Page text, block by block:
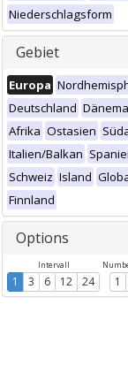
Niederschlagsform
Gebiet
Europa
Deutschland
Afrika Ostasien
Italien/Balkan
Schweiz Island
Finnland
Options
Intervall
1 3 6 12 24 1